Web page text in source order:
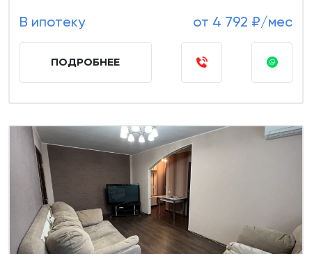
В ипотеку от 4 792 ₽/мес
ПОДРОБНЕЕ